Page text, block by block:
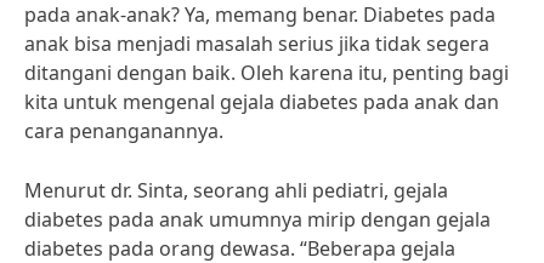
pada anak-anak? Ya, memang benar. Diabetes pada
anak bisa menjadi masalah serius jika tidak segera
ditangani dengan baik. Oleh karena itu, penting bagi
kita untuk mengenal gejala diabetes pada anak dan
cara penanganannya.
Menurut dr. Sinta, seorang ahli pediatri, gejala
diabetes pada anak umumnya mirip dengan gejala
diabetes pada orang dewasa. “Beberapa gejala